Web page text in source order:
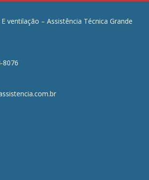
ventilação – Assistência Técnica Grande
8076